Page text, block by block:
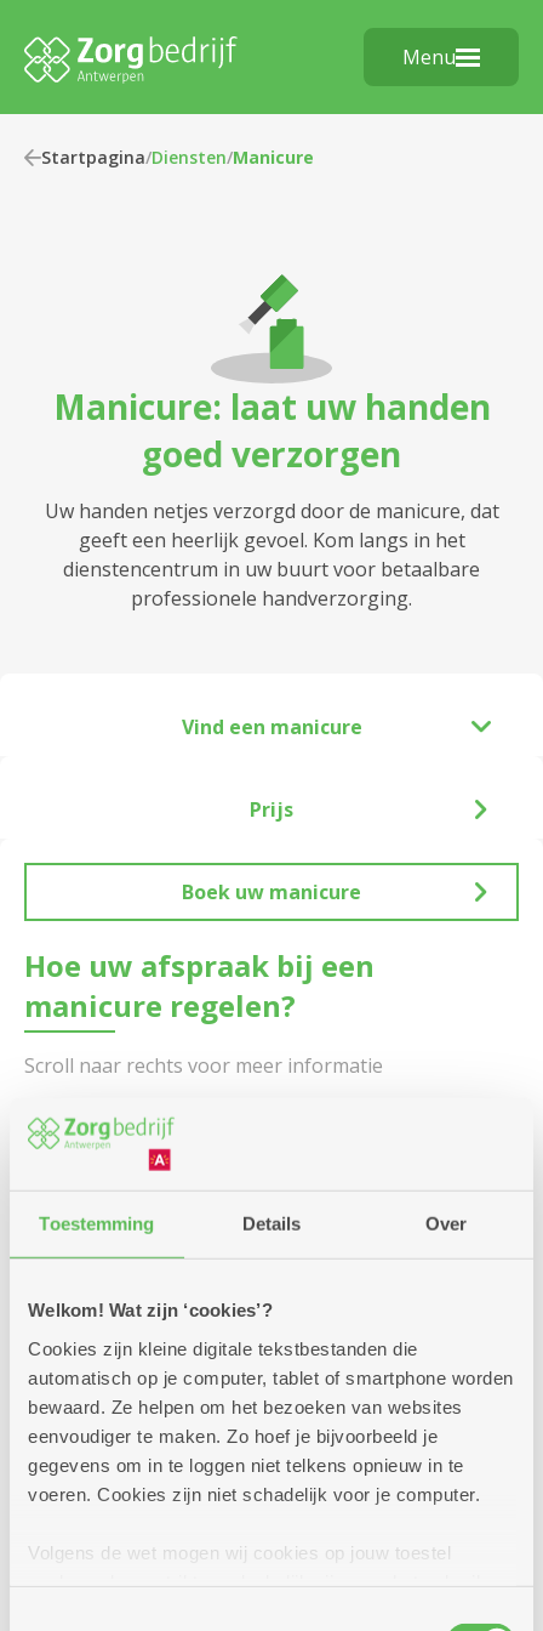
Toestemming Details Over
Welkom! Wat zijn ‘cookies’?
Cookies zijn kleine digitale tekstbestanden die
automatisch op je computer, tablet of smartphone worden
bewaard. Ze helpen om het bezoeken van websites
eenvoudiger te maken. Zo hoef je bijvoorbeeld je
gegevens om in te loggen niet telkens opnieuw in te
voeren. Cookies zijn niet schadelijk voor je computer.
Volgens de wet mogen wij cookies op jouw toestel
Menu
Startpagina/Diensten/Manicure
Manicure: laat uw handen
goed verzorgen
Uw handen netjes verzorgd door de manicure, dat
geeft een heerlijk gevoel. Kom langs in het
dienstencentrum in uw buurt voor betaalbare
professionele handverzorging.
Vind een manicure
Prijs
Boek uw manicure
Hoe uw afspraak bij een
manicure regelen?
Bel of mail het dienstencentrum in uw buurt, om te
weten wanneer de manicurespecialist langskomt.
Contactgegevens van elk dienstencentrum vindt
Of:bel of mail naar onze klantendienst.Onze
vinden, waar u terechtkunt voor een manicure-
behandeling. Als u dat wenst, kan onze
vervoersdienstu ook ophalen en weer thuisbrengen.
Of ineens ook een afspraak maken bij dekapper
pedicureofwellness of een lekkeremiddagmenu
Geen probleem!